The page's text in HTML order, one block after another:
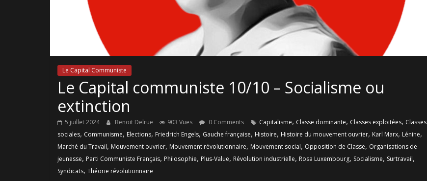
Le Capital Communiste
Le Capital communiste 10/10 – Socialisme ou
extinction
5 juillet 2024 Benoit Delrue 903 Vues 0 Comments Capitalisme, Classe dominante, Classes exploitées, Classes
sociales, Communisme, Elections, Friedrich Engels, Gauche française, Histoire, Histoire du mouvement ouvrier, Karl Marx, Lénine,
Marché du Travail, Mouvement ouvrier, Mouvement révolutionnaire, Mouvement social, Opposition de Classe, Organisations de
jeunesse, Parti Communiste Français, Philosophie, Plus-Value, Révolution industrielle, Rosa Luxembourg, Socialisme, Surtravail,
Syndicats, Théorie révolutionnaire